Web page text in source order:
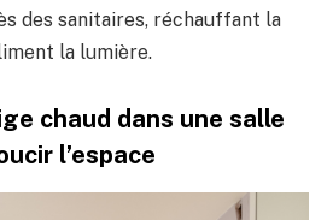
des sanitaires, réchauffant la
la lumière.
chaud dans une salle
l’espace